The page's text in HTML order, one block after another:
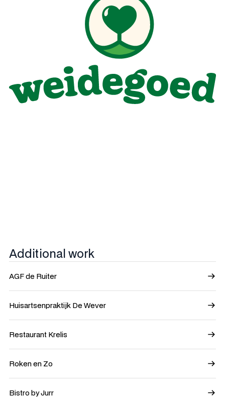
Additional work
AGF de Ruiter
Huisartsenpraktijk De Wever
Restaurant Krelis
Roken en Zo
Bistro by Jurr